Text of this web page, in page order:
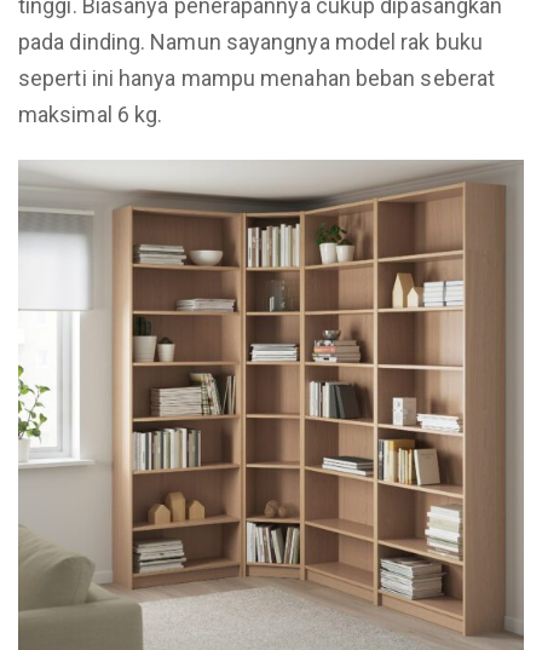
pada dinding. Namun sayangnya model rak buku
seperti ini hanya mampu menahan beban seberat
maksimal 6 kg.